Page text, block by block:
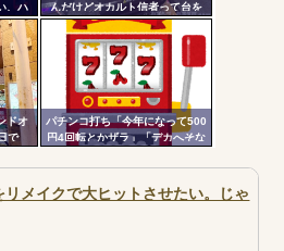
、ハ
装狙
んだけどオカルト信者って台を
休ませなかったら爆連したって
いう思考にはならないの？
ドオ
で
パチンコ打ち「今年になって500
円4回転とかザラ」「デカへそな
んまかよ？
リメイクで大ヒットさせたい。じゃ